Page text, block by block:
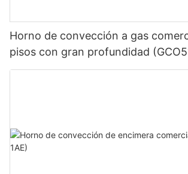
Horno de convección a gas
pisos con gran profundidad